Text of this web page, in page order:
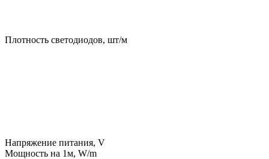
Плотность светодиодов, шт/м
Напряжение питания, V
Мощность на 1м, W/m